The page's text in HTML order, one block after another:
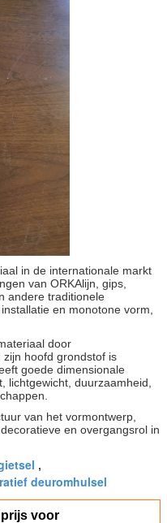
in de internationale markt
van ORKAlijn, gips,
andere traditionele
en monotone vorm,
door
hoofd grondstof is
goede dimensionale
lichtgewicht, duurzaamheid,
van het vormontwerp,
en overgangsrol in
,
deuromhulsel
voor